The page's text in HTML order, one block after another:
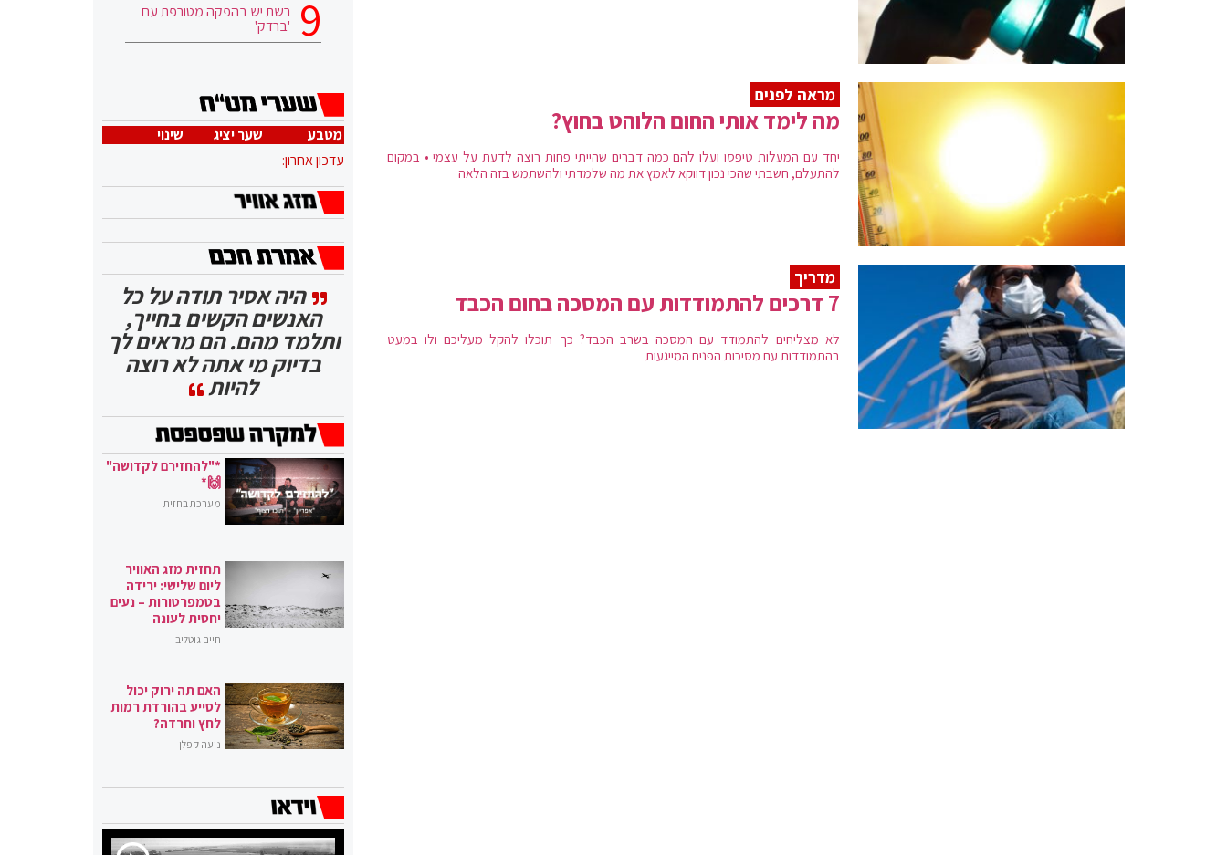
מראה לפנים
מה לימד אותי החום הלוהט בחוץ?
יחד עם המעלות טיפסו ועלו להם כמה דברים שהייתי פחות רוצה לדעת על עצמי • במקום
להתעלם, חשבתי שהכי נכון דווקא לאמץ את מה שלמדתי ולהשתמש בזה הלאה
מדריך
7 דרכים להתמודדות עם המסכה בחום הכבד
לא מצליחים להתמודד עם המסכה בשרב הכבד? כך תוכלו להקל מעליכם ולו במעט
בהתמודדות עם מסיכות הפנים המייגעות
רשת יש בהפקה מטורפת עם
'ברדק'
מטבע שער יציג
שינוי
עדכון אחרון:
היה אסיר תודה על כל
האנשים הקשים בחייך,
ותלמד מהם. הם מראים לך
בדיוק מי אתה לא רוצה
להיות
*"להחזירם לקדושה"
🙌*
מערכת בחזית
תחזית מזג האוויר
ליום שלישי: ירידה
בטמפרטורות – נעים
יחסית לעונה
חיים גוטליב
האם תה ירוק יכול
לסייע בהורדת רמות
לחץ וחרדה?
נועה קפלן